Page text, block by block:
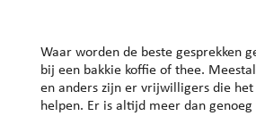
Waar worden de beste gesprekken
bij een bakkie koffie of thee.
en anders zijn er vrijwilligers die het
helpen. Er is altijd meer dan genoeg